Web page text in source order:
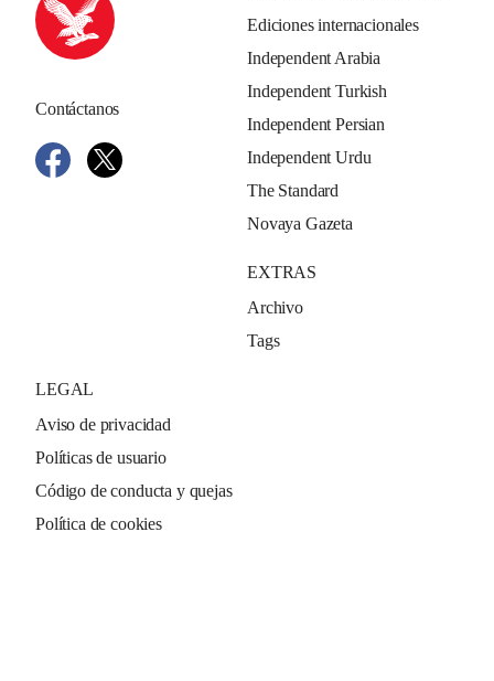
Contáctanos
Ediciones internacionales
Independent Arabia
Independent Turkish
Independent Persian
Independent Urdu
The Standard
Novaya Gazeta
EXTRAS
Archivo
Tags
LEGAL
Aviso de privacidad
Políticas de usuario
Código de conducta y quejas
Política de cookies